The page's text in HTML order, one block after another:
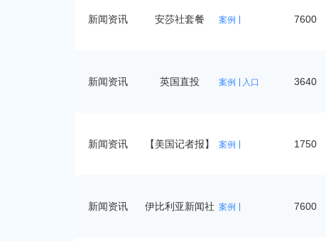
新闻资讯 安莎社套餐 案例 7600
新闻资讯 英国直投 案例 入口 3640
新闻资讯
【美国记者报】
案例 1750
新闻资讯
伊比利亚新闻社 案例 7600